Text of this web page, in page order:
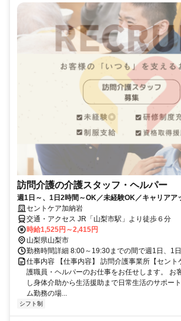
訪問介護の介護スタッフ・ヘルパー
週1日～、1日2時間～OK／未経験OK／キャリアア
セントケア加納岩
交通・アクセス JR「山梨市駅」より徒歩６分
時給1,525円～2,415円
山梨県山梨市
勤務時間詳細 8:00～19:30までの間で週1日、1
仕事内容 【仕事内容】 訪問介護事業所【セント
護職員・ヘルパーのお仕事をお任せします。 お
し身体介助から生活援助まで日常生活のサポー
ム勤務の場...
シフト制